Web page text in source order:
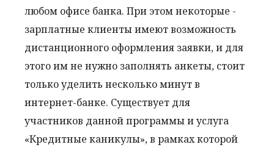
любом офисе банка. При этом некоторые -
зарплатные клиенты имеют возможность
дистанционного оформления заявки, и для
этого им не нужно заполнять анкеты, стоит
только уделить несколько минут в
интернет-банке. Существует для
участников данной программы и услуга
«Кредитные каникулы», в рамках которой